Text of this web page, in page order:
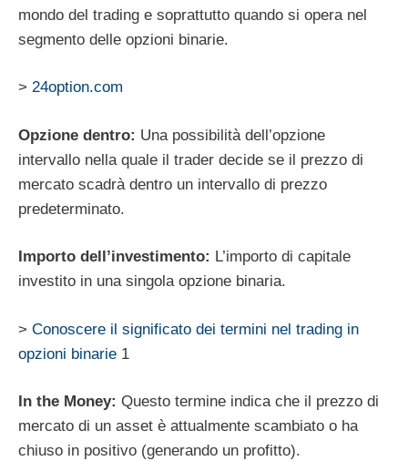
mondo del trading e soprattutto quando si opera nel
segmento delle opzioni binarie.
> 24option.com
Opzione dentro: Una possibilità dell’opzione
intervallo nella quale il trader decide se il prezzo di
mercato scadrà dentro un intervallo di prezzo
predeterminato.
Importo dell’investimento: L’importo di capitale
investito in una singola opzione binaria.
> Conoscere il significato dei termini nel trading in
opzioni binarie 1
In the Money: Questo termine indica che il prezzo di
mercato di un asset è attualmente scambiato o ha
chiuso in positivo (generando un profitto).